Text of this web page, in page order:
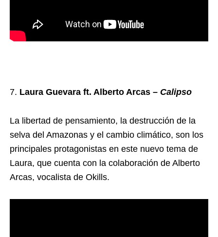
Laura Guevara ft. Alberto Arcas – Calipso
La libertad de pensamiento, la destrucción de la
selva del Amazonas y el cambio climático, son los
principales protagonistas en este nuevo tema de
Laura, que cuenta con la colaboración de Alberto
Arcas, vocalista de Okills.